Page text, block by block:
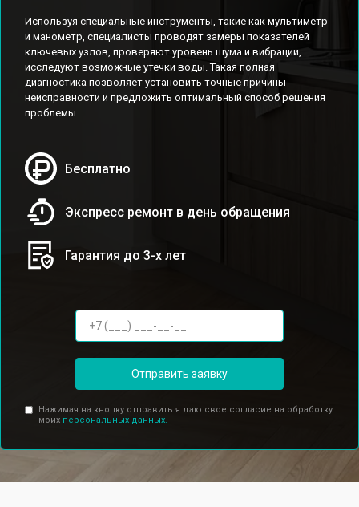
Используя специальные инструменты, такие как мультиметр
и манометр, специалисты проводят замеры показателей
ключевых узлов, проверяют уровень шума и вибрации,
исследуют возможные утечки воды. Такая полная
диагностика позволяет установить точные причины
неисправности и предложить оптимальный способ решения
проблемы.
Бесплатно
Экспресс ремонт в день обращения
Гарантия до 3-х лет
Отправить заявку
Нажимая на кнопку отправить я даю свое согласие на обработку
моих персональных данных.